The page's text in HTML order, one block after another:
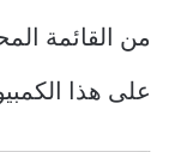
من القائمة
على هذا